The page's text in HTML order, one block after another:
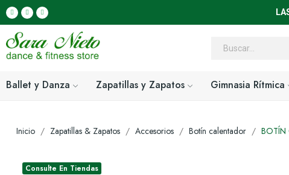
Ballet y Danza Zapatillas y Zapatos Gimnasia Rítmica
Inicio Zapatillas & Zapatos Accesorios Botín calentador BOTÍN
Consulte En Tiendas